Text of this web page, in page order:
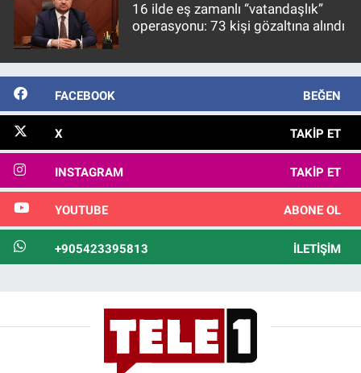
16 ilde eş zamanlı “vatandaşlık”
operasyonu: 73 kişi gözaltına alındı
FACEBOOK BEĞEN
X TAKIP ET
INSTAGRAM TAKIP ET
YOUTUBE ABONE OL
+905423395813 İLETIŞIM